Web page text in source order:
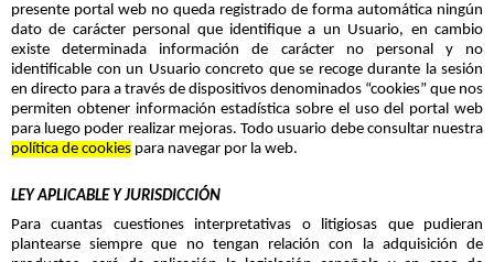
presente portal web no queda registrado de forma automática ningún
dato de carácter personal que identifique a un Usuario, en cambio
existe determinada información de carácter no personal y no
identificable con un Usuario concreto que se recoge durante la sesión
en directo para a través de dispositivos denominados “cookies” que nos
permiten obtener información estadística sobre el uso del portal web
para luego poder realizar mejoras. Todo usuario debe consultar nuestra
política de cookies para navegar por la web.
LEY APLICABLE Y JURISDICCIÓN
Para cuantas cuestiones interpretativas o litigiosas que pudieran
plantearse siempre que no tengan relación con la adquisición de